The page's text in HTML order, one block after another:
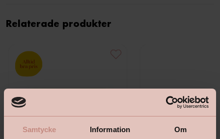
Samtycke Information Om
Relaterade produkter